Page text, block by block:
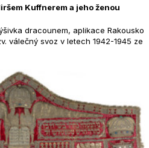
Kuffnerem a jeho ženou
dracounem, aplikace Rakousko
válečný svoz v letech 1942-1945 ze